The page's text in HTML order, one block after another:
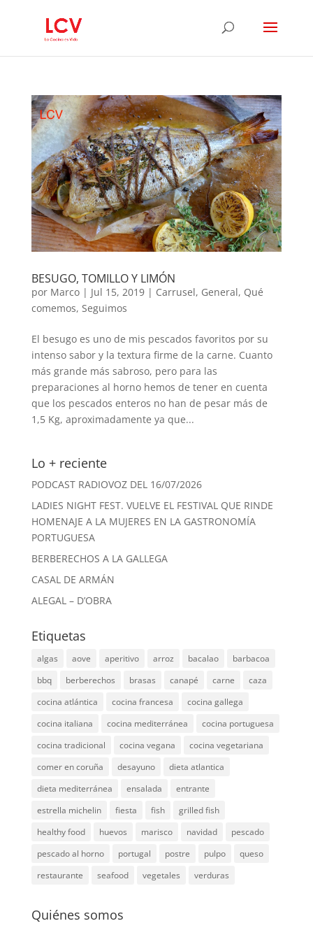
BESUGO, TOMILLO Y LIMÓN
por Marco| Jul 15, 2019| Carrusel, General, Qué
comemos, Seguimos
El besugo es uno de mis pescados favoritos por su
intenso sabor y la textura firme de la carne. Cuanto
más grande más sabroso, pero para las
preparaciones al horno hemos de tener en cuenta
que los pescados enteros no han de pesar más de
1,5 Kg, aproximadamente ya que...
Lo + reciente
PODCAST RADIOVOZ DEL 16/07/2026
LADIES NIGHT FEST. VUELVE EL FESTIVAL QUE RINDE
HOMENAJE A LA MUJERES EN LA GASTRONOMÍA
PORTUGUESA
BERBERECHOS A LA GALLEGA
CASAL DE ARMÁN
ALEGAL – D’OBRA
Etiquetas
algas aove aperitivo arroz bacalao
barbacoa
bbq
berberechos brasas canapé carne
caza
cocina atlántica
cocina francesa
cocina gallega
cocina italiana
cocina mediterránea
cocina portuguesa
cocina tradicional
cocina vegana
cocina vegetariana
comer en coruña
desayuno
dieta atlantica
dieta mediterránea
ensalada
entrante
estrella michelin
fiesta fish
grilled fish
healthy food
huevos marisco navidad
pescado
pescado al horno
portugal postre pulpo
queso
restaurante
seafood vegetales verduras
Quiénes somos